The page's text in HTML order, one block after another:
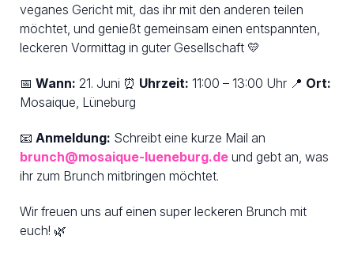
veganes Gericht mit, das ihr mit den anderen teilen
möchtet, und genießt gemeinsam einen entspannten,
leckeren Vormittag in guter Gesellschaft 💛
📅 Wann: 21. Juni ⏰ Uhrzeit: 11:00 – 13:00 Uhr 📍 Ort:
Mosaique, Lüneburg
📧 Anmeldung: Schreibt eine kurze Mail an
brunch@mosaique-lueneburg.de und gebt an, was
ihr zum Brunch mitbringen möchtet.
Wir freuen uns auf einen super leckeren Brunch mit
euch! 🌿